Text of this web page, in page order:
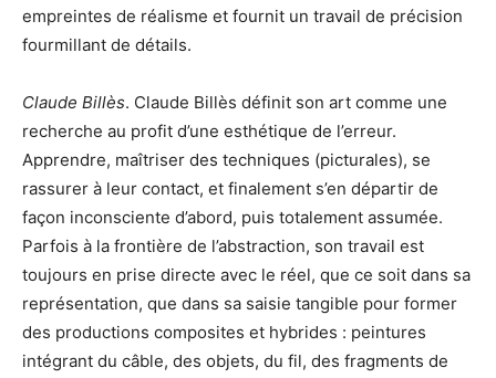
empreintes de réalisme et fournit un travail de précision
fourmillant de détails.
Claude Billès. Claude Billès définit son art comme une
recherche au profit d’une esthétique de l’erreur.
Apprendre, maîtriser des techniques (picturales), se
rassurer à leur contact, et finalement s’en départir de
façon inconsciente d’abord, puis totalement assumée.
Parfois à la frontière de l’abstraction, son travail est
toujours en prise directe avec le réel, que ce soit dans sa
représentation, que dans sa saisie tangible pour former
des productions composites et hybrides : peintures
intégrant du câble, des objets, du fil, des fragments de